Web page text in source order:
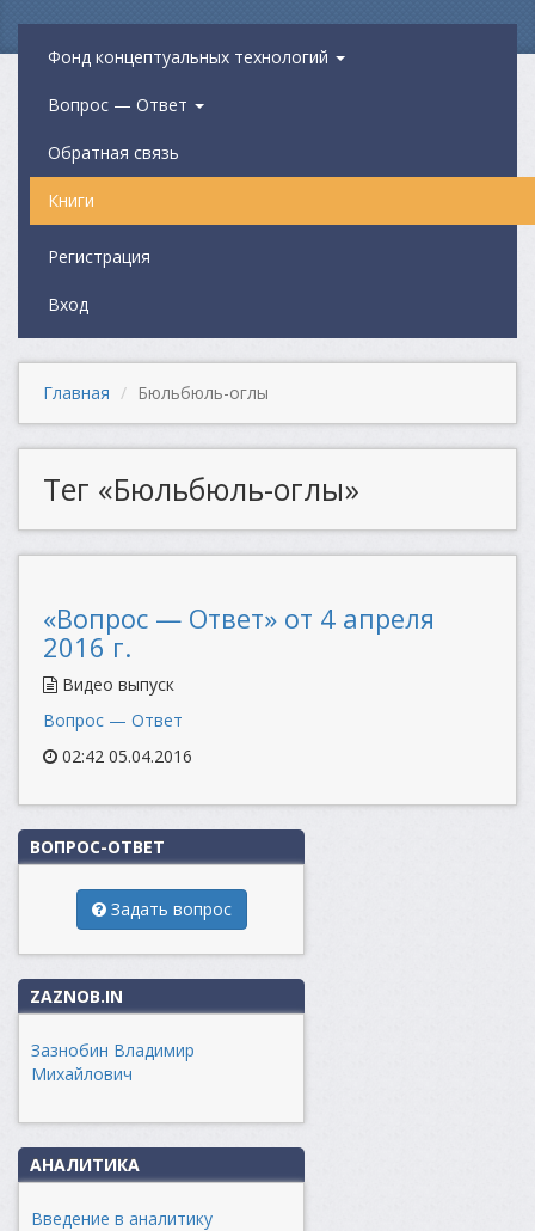
Фонд концептуальных технологий
Вопрос — Ответ
Обратная связь
Книги
Регистрация
Вход
Главная Бюльбюль-оглы
Тег «Бюльбюль-оглы»
«Вопрос — Ответ» от 4 апреля
2016 г.
Видео выпуск
Вопрос — Ответ
02:42 05.04.2016
ВОПРОС-ОТВЕТ
Задать вопрос
ZAZNOB.IN
Зазнобин Владимир
Михайлович
АНАЛИТИКА
Введение в аналитику